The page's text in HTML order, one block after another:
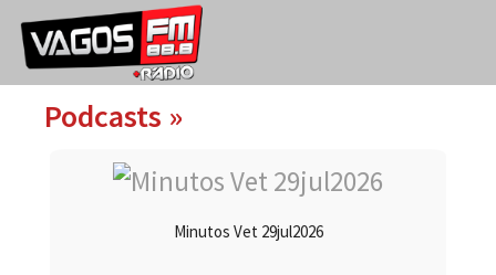
Podcasts »
Minutos Vet 29jul2026